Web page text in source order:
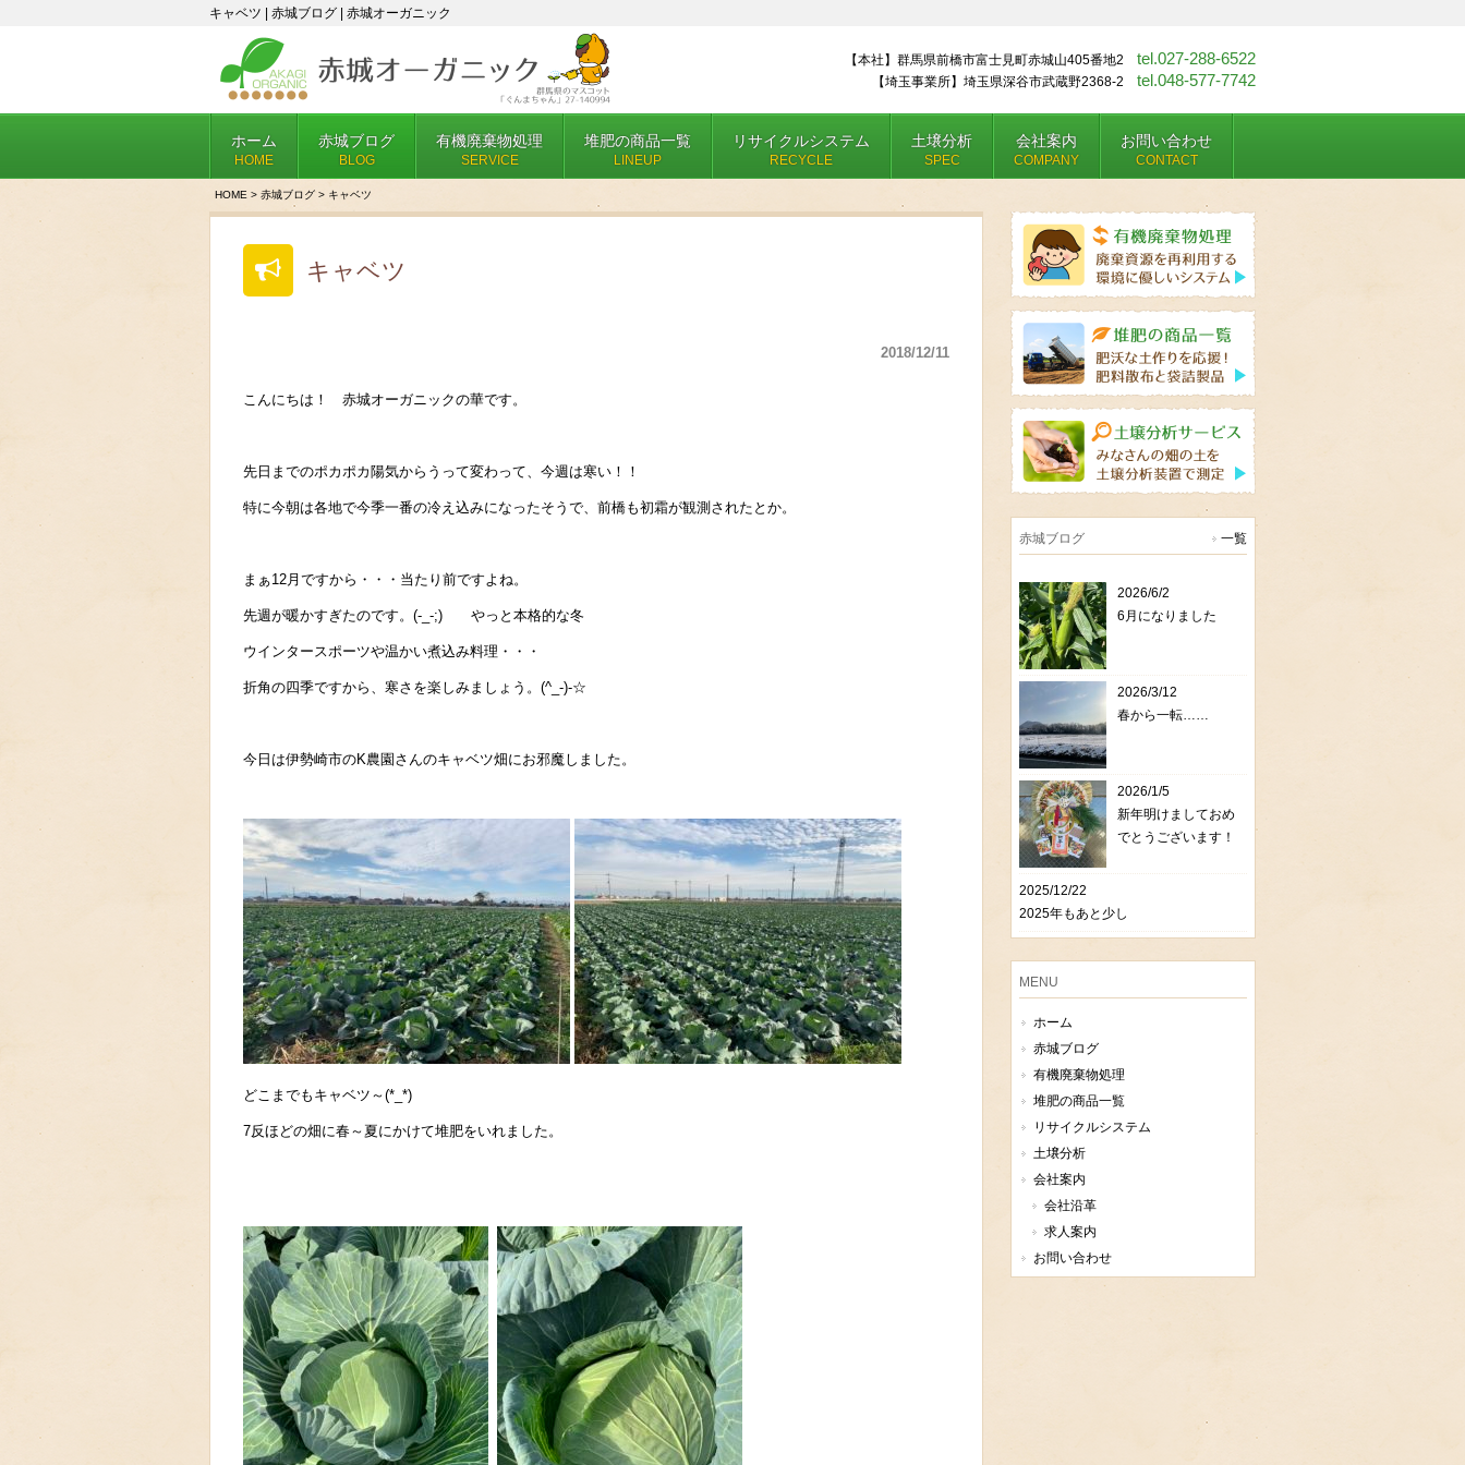
キャベツ | 赤城ブログ | 赤城オーガニック
【本社】群馬県前橋市富士見町赤城山405番地2 tel.027-288-6522
【埼玉事業所】埼玉県深谷市武蔵野2368-2 tel.048-577-7742
ホーム
HOME
赤城ブログ
BLOG
有機廃棄物処理
SERVICE
堆肥の商品一覧
LINEUP
リサイクルシステム
RECYCLE
土壌分析
SPEC
会社案内
COMPANY
お問い合わせ
CONTACT
HOME > 赤城ブログ > キャベツ
キャベツ
2018/12/11
こんにちは！ 赤城オーガニックの華です。
先日までのポカポカ陽気からうって変わって、今週は寒い！！
特に今朝は各地で今季一番の冷え込みになったそうで、前橋も初霜が観測されたとか。
まぁ12月ですから・・・当たり前ですよね。
先週が暖かすぎたのです。(-_-;) やっと本格的な冬
ウインタースポーツや温かい煮込み料理・・・
折角の四季ですから、寒さを楽しみましょう。(^_-)-☆
今日は伊勢崎市のK農園さんのキャベツ畑にお邪魔しました。
どこまでもキャベツ～(*_*)
7反ほどの畑に春～夏にかけて堆肥をいれました。
赤城ブログ 一覧
2026/6/2
6月になりました
2026/3/12
春から一転……
2026/1/5
新年明けましておめ
でとうございます！
2025/12/22
2025年もあと少し
MENU
ホーム
赤城ブログ
有機廃棄物処理
堆肥の商品一覧
リサイクルシステム
土壌分析
会社案内
会社沿革
求人案内
お問い合わせ